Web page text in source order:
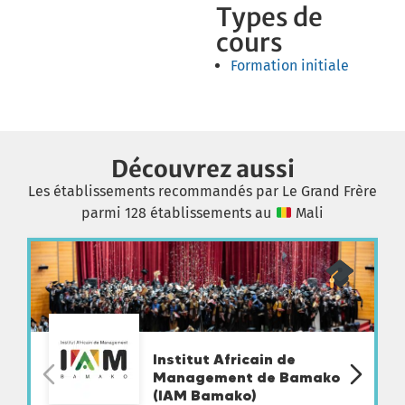
Types de
cours
Formation initiale
Découvrez aussi
Les établissements recommandés par Le Grand Frère
parmi 128 établissements au
Mali
Institut Africain de
Management de Bamako
(IAM Bamako)